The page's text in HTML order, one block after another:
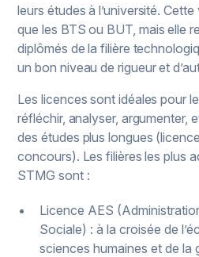
leurs études à l’université.
que les BTS ou BUT, mais elle
diplômés de la filière
un bon niveau de rigueur et
Les licences sont idéales pour
réfléchir, analyser, argumenter,
des études plus longues
concours). Les filières les plus
STMG sont :
Licence AES
Sociale) : à la croisée de
sciences humaines et de la